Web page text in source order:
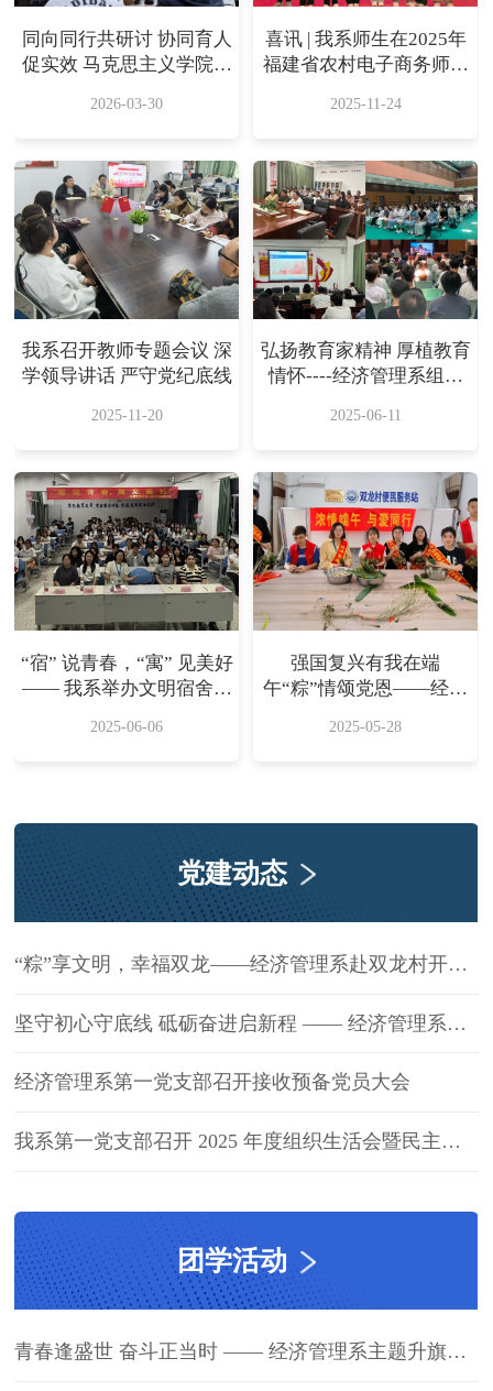
同向同行共研讨 协同育人
促实效 马克思主义学院联
政专题分享和研讨会
2026-03-30
喜讯 | 我系师生在2025年
福建省农村电子商务师职
中斩获佳绩
2025-11-24
我系召开教师专题会议 深
学领导讲话 严守党纪底线
2025-11-20
弘扬教育家精神 厚植教育
情怀----经济管理系组织
录片
2025-06-11
“宿” 说青春，“寓” 见美好
—— 我系举办文明宿舍颁
2025-06-06
强国复兴有我在端
午“粽”情颂党恩——经济
爱同行”主题党日活动
2025-05-28
党建动态
“粽”享文明，幸福双龙——经济管理系赴双龙村开展端午节主题党日暨志愿服务活动
坚守初心守底线 砥砺奋进启新程 —— 经济管理系党总支召开毕业生党员离校警示教育大会
经济管理系第一党支部召开接收预备党员大会
我系第一党支部召开 2025 年度组织生活会暨民主评议党员大会
团学活动
青春逢盛世 奋斗正当时 —— 经济管理系主题升旗仪式圆满举行